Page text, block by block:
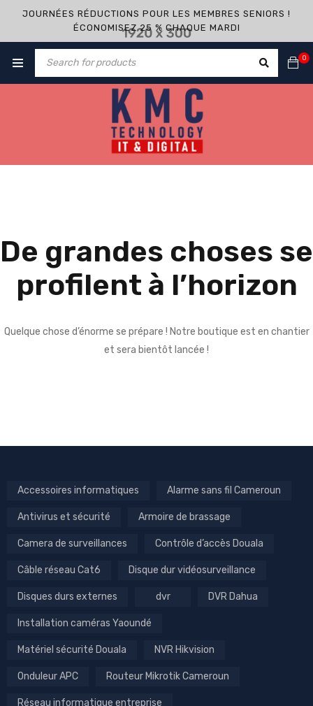
JOURNÉES RÉDUCTIONS POUR LES MEMBRES SENIORS !
ÉCONOMISEZ 25 % CHAQUE MARDI
0
De grandes choses se
profilent à l’horizon
Quelque chose d’énorme se prépare ! Notre boutique est en chantier
et sera bientôt lancée !
Accessoires informatiques Alarme sans fil Cameroun
Antivirus et sécurité Armoire de brassage
Camera de surveillances Contrôle d’accès Douala
Câble réseau Cat6 Disque dur vidéosurveillance
Disques durs externes dvr DVR Dahua
Installation caméras Yaoundé
Matériel sécurité Douala NVR Hikvision
Onduleur APC Routeur Mikrotik Cameroun
Réseau informatique entreprise